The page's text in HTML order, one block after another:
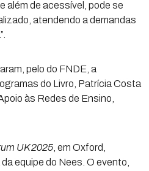
além de acessível, pode se
atendendo a demandas
pelo do FNDE, a
do Livro, Patrícia Costa
às Redes de Ensino,
UK 2025 , em Oxford,
equipe do Nees. O evento,